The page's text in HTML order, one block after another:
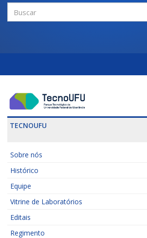
Formulário
de
TECNOUFU
Sobre nós
Histórico
Equipe
Vitrine de Laboratórios
Editais
Regimento